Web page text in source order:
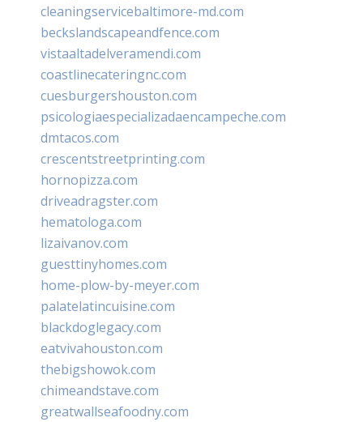
cleaningservicebaltimore-md.com
beckslandscapeandfence.com
vistaaltadelveramendi.com
coastlinecateringnc.com
cuesburgershouston.com
psicologiaespecializadaencampeche.com
dmtacos.com
crescentstreetprinting.com
hornopizza.com
driveadragster.com
hematologa.com
lizaivanov.com
guesttinyhomes.com
home-plow-by-meyer.com
palatelatincuisine.com
blackdoglegacy.com
eatvivahouston.com
thebigshowok.com
chimeandstave.com
greatwallseafoodny.com